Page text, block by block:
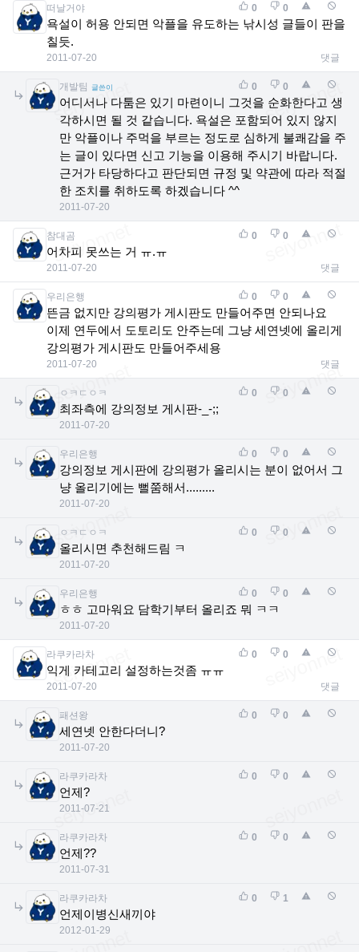
떠날거야 0 0
욕설이 허용 안되면 악플을 유도하는 낚시성 글들이 판을
칠듯.
2011-07-20 댓글
개발팀 글쓴이 0 0
어디서나 다툼은 있기 마련이니 그것을 순화한다고 생
각하시면 될 것 같습니다. 욕설은 포함되어 있지 않지
만 악플이나 주먹을 부르는 정도로 심하게 불쾌감을 주
는 글이 있다면 신고 기능을 이용해 주시기 바랍니다.
근거가 타당하다고 판단되면 규정 및 약관에 따라 적절
한 조치를 취하도록 하겠습니다 ^^
2011-07-20
참대곰 0 0
어차피 못쓰는 거 ㅠ.ㅠ
2011-07-20 댓글
우리은행 0 0
뜬금 없지만 강의평가 게시판도 만들어주면 안되나요
이제 연두에서 도토리도 안주는데 그냥 세연넷에 올리게
강의평가 게시판도 만들어주세용
2011-07-20 댓글
ㅇㅋㄷㅇㅋ 0 0
최좌측에 강의정보 게시판-_-;;
2011-07-20
우리은행 0 0
강의정보 게시판에 강의평가 올리시는 분이 없어서 그
냥 올리기에는 뻘쭘해서.........
2011-07-20
ㅇㅋㄷㅇㅋ 0 0
올리시면 추천해드림 ㅋ
2011-07-20
우리은행 0 0
ㅎㅎ 고마워요 담학기부터 올리죠 뭐 ㅋㅋ
2011-07-20
라쿠카라차 0 0
익게 카테고리 설정하는것좀 ㅠㅠ
2011-07-20 댓글
패션왕 0 0
세연넷 안한다더니?
2011-07-20
라쿠카라차 0 0
언제?
2011-07-21
라쿠카라차 0 0
언제??
2011-07-31
라쿠카라차 0 1
언제이병신새끼야
2012-01-29